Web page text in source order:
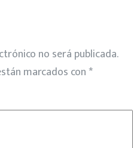
no será publicada.
marcados con *